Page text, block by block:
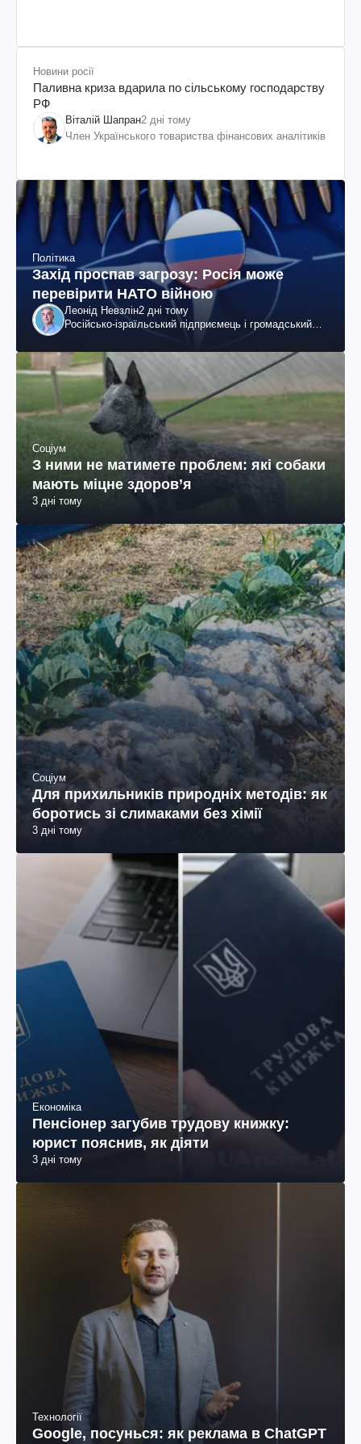
Новини росії
Паливна криза вдарила по сільському господарству
РФ
Віталій Шапран2 дні тому
Член Українського товариства фінансових аналітиків
Політика
Захід проспав загрозу: Росія може
перевірити НАТО війною
Леонід Невзлін2 дні тому
Російсько-ізраїльський підприємець і громадський
Соціум
З ними не матимете проблем: які собаки
мають міцне здоров’я
3 дні тому
Соціум
Для прихильників природніх методів: як
боротись зі слимаками без хімії
3 дні тому
Економіка
Пенсіонер загубив трудову книжку:
юрист пояснив, як діяти
3 дні тому
Технології
Google, посунься: як реклама в ChatGPT